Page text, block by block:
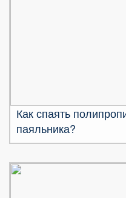
Как спаять
паяльника?